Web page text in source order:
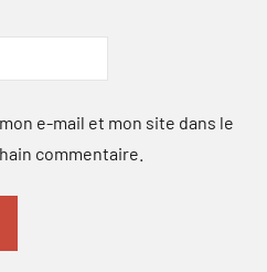
e-mail et mon site dans le
commentaire.